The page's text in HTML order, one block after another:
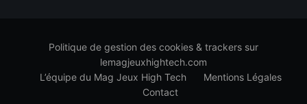
Politique de gestion des cookies & trackers sur
lemagjeuxhightech.com
L’équipe du Mag Jeux High Tech
Mentions Légales
Contact